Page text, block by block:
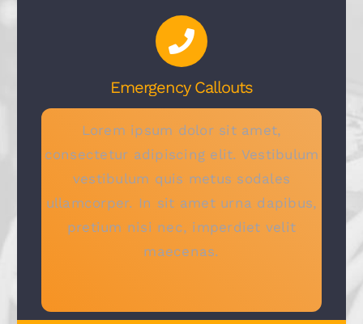
Emergency Callouts
Lorem ipsum dolor sit amet,
consectetur adipiscing elit. Vestibulum
vestibulum quis metus sodales
ullamcorper. In sit amet urna dapibus,
pretium nisi nec, imperdiet velit
maecenas.